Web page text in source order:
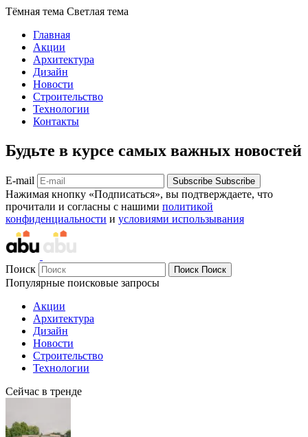
Тёмная тема Светлая тема
Главная
Акции
Архитектура
Дизайн
Новости
Строительство
Технологии
Контакты
Будьте в курсе самых важных новостей
E-mail Subscribe Subscribe
Нажимая кнопку «Подписаться», вы подтверждаете, что
прочитали и согласны с нашими политикой
конфиденциальности и условиями использывания
Поиск Поиск Поиск
Популярные поисковые запросы
Акции
Архитектура
Дизайн
Новости
Строительство
Технологии
Сейчас в тренде